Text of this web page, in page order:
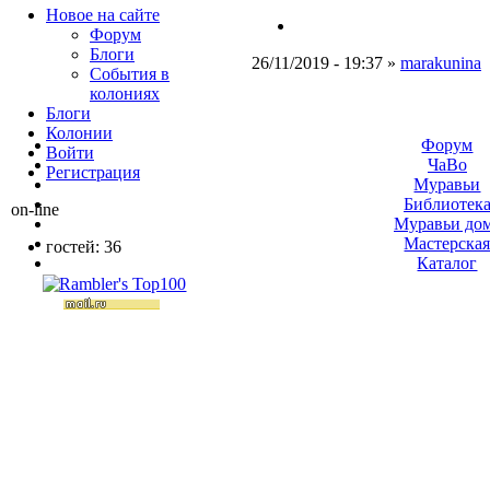
26/11/2019 - 19:37 » marakunina
Новое на сайте
Форум
Блоги
События в
колониях
Блоги
Колонии
Войти
Peгиcтpaция
on-line
гостей: 36
Форум
ЧаВо
Муравьи
Библиотека
Муравьи
Мастерская
Каталог